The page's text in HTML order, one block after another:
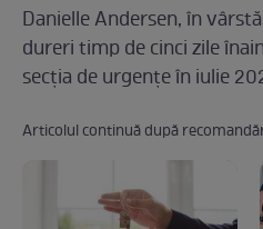
Danielle Andersen, în
dureri timp de cinci zile
secția de urgențe în iulie
Articolul continuă după